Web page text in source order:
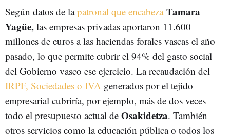
Según datos de lapatronal que encabezaTamara
Yagüe, las empresas privadas aportaron 11.600
millones de euros a las haciendas forales vascas el año
pasado, lo que permite cubrir el 94% del gasto social
del Gobierno vasco ese ejercicio. La recaudación del
IRPF, Sociedades o IVA generados por el tejido
empresarial cubriría, por ejemplo, más de dos veces
todo el presupuesto actual de Osakidetza. También
otros servicios como la educación pública o todos los